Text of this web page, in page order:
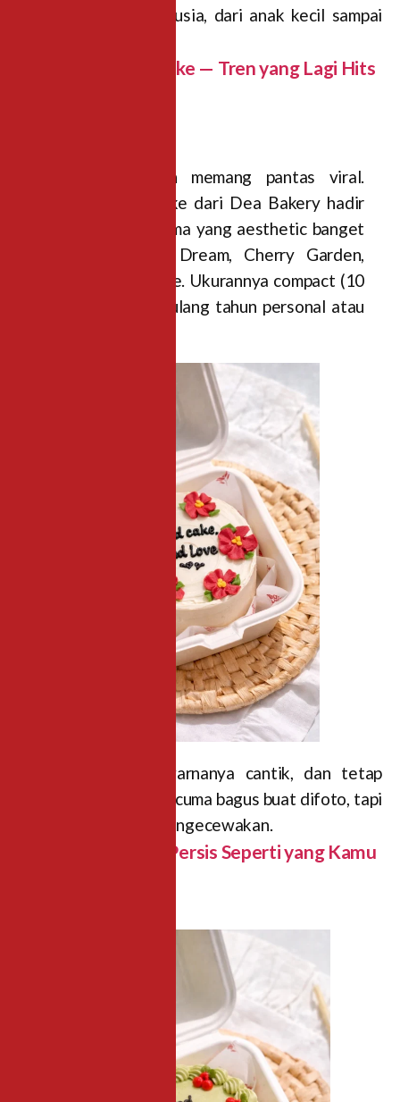
Cocok untuk semua usia, dari anak kecil sampai
2. Korean Bento Cake — Tren yang Lagi Hits
Sedang viral dan memang pantas viral.
Korean Bento Cake dari Dea Bakery hadir
dalam berbagai tema yang aesthetic banget
mulai dari Rosie Dream, Cherry Garden,
hingga Haneul Blue. Ukurannya compact (10
cm), perfect buat ulang tahun personal atau
Desainnya detail, warnanya cantik, dan tetap
enak dimakan. Bukan cuma bagus buat difoto, tapi
rasanya juga tidak mengecewakan.
3. Custom Cake — Persis Seperti yang Kamu